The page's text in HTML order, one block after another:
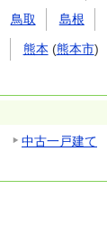
鳥取 島根
熊本 (熊本市)
中古一戸建て